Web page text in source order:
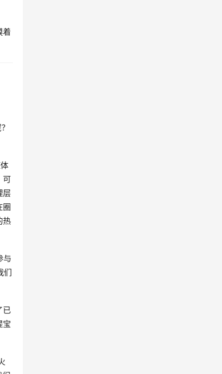
着
可
层
圈
热
与
们
已
宝